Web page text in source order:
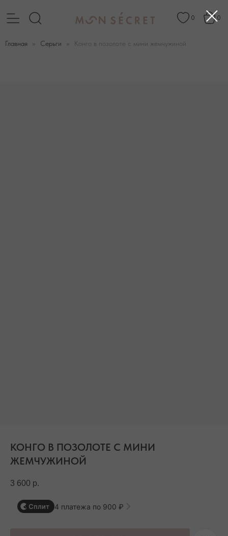
Главная Серьги Конго в позолоте с мини жемчужиной
КОНГО В ПОЗОЛОТЕ С МИНИ
ЖЕМЧУЖИНОЙ
3 600 р.
Сплит 4 платежа по 900 ₽